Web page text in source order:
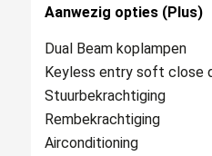
Aanwezig opties (Plus)
Dual Beam koplampen
Keyless entry soft close
Stuurbekrachtiging
Rembekrachtiging
Airconditioning